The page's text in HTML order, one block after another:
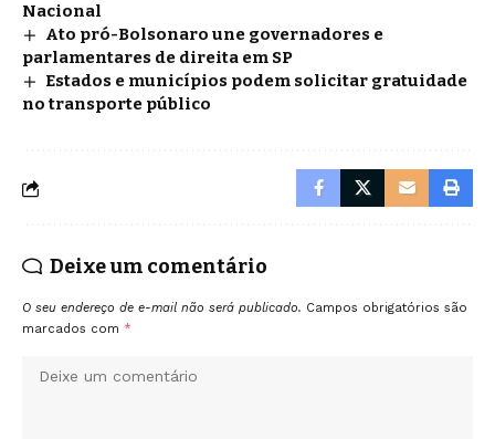
Nacional
Ato pró-Bolsonaro une governadores e
parlamentares de direita em SP
Estados e municípios podem solicitar gratuidade
no transporte público
Deixe um comentário
O seu endereço de e-mail não será publicado. Campos obrigatórios são
marcados com *